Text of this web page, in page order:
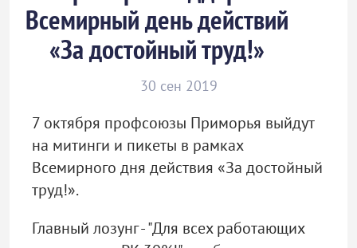
Всемирный день действий
«За достойный труд!»
30 сен 2019
7 октября профсоюзы Приморья выйдут
на митинги и пикеты в рамках
Всемирного дня действия «За достойный
труд!».
Главный лозунг - "Для всех работающих